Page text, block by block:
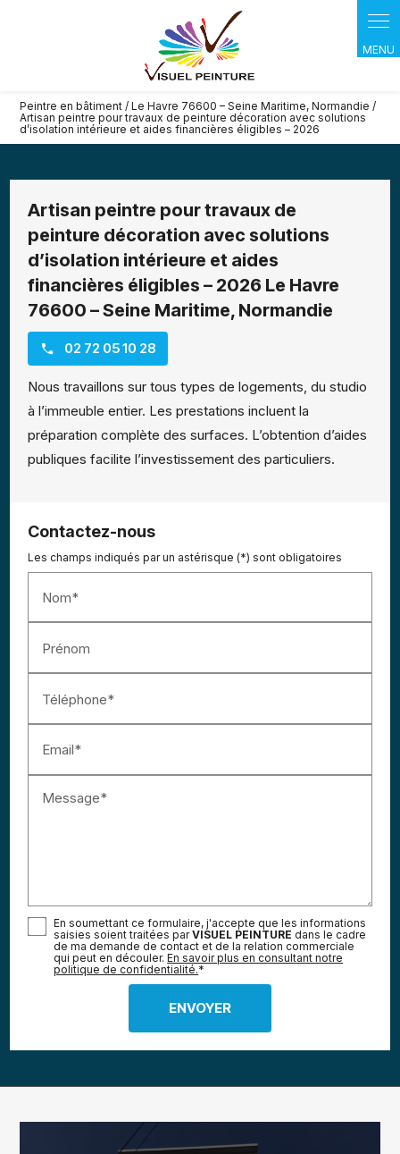
Peintre en bâtiment / Le Havre 76600 – Seine Maritime, Normandie /
Artisan peintre pour travaux de peinture décoration avec solutions
d’isolation intérieure et aides financières éligibles – 2026
Artisan peintre pour travaux de
peinture décoration avec solutions
d’isolation intérieure et aides
financières éligibles – 2026 Le Havre
76600 – Seine Maritime, Normandie
02 72 05 10 28
Nous travaillons sur tous types de logements, du studio
à l’immeuble entier. Les prestations incluent la
préparation complète des surfaces. L’obtention d’aides
publiques facilite l’investissement des particuliers.
Contactez-nous
Les champs indiqués par un astérisque (*) sont obligatoires
Nom*
Prénom
Téléphone*
Email*
Message*
En soumettant ce formulaire, j'accepte que les informations
saisies soient traitées parVISUEL PEINTURE dans le cadre
de ma demande de contact et de la relation commerciale
qui peut en découler.En savoir plus en consultant notre
politique de confidentialité.*